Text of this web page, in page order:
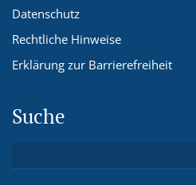
Datenschutz
Rechtliche Hinweise
Erklärung zur Barrierefreiheit
Suche